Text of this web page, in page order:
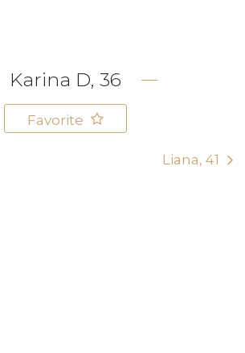
Karina D, 36
Favorite
Liana, 41